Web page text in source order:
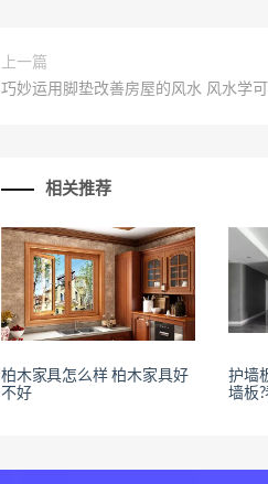
上一篇
巧妙运用脚垫改善房屋的风水 风水学
相关推荐
柏木家具怎么样 柏木家具好
不好
护墙
墙板